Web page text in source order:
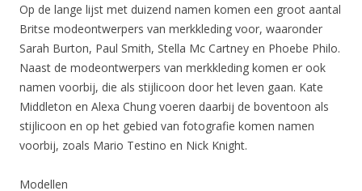
Op de lange lijst met duizend namen komen een groot aantal
Britse modeontwerpers van merkkleding voor, waaronder
Sarah Burton, Paul Smith, Stella Mc Cartney en Phoebe Philo.
Naast de modeontwerpers van merkkleding komen er ook
namen voorbij, die als stijlicoon door het leven gaan. Kate
Middleton en Alexa Chung voeren daarbij de boventoon als
stijlicoon en op het gebied van fotografie komen namen
voorbij, zoals Mario Testino en Nick Knight.
Modellen